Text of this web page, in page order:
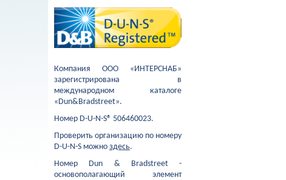
Компания ООО «ИНТЕРСНАБ»
зарегистрирована в
международном каталоге
«Dun&Bradstreet».
Номер D-U-N-S® 506460023.
Проверить организацию по номеру
D-U-N-S можно здесь.
Номер Dun & Bradstreet -
основополагающий элемент